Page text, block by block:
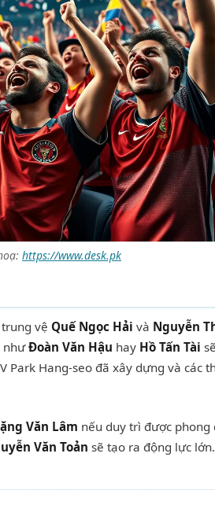
https://www.desk.pk
vệ Quế Ngọc Hải và Nguyễn
nhưĐoàn Văn Hậu hay Hồ Tấn Tài
Hang-seo đã xây dựng và các
Văn Lâm nếu duy trì được phong
Văn Toản sẽ tạo ra động lực